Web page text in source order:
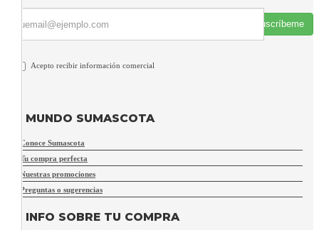
Suscríbeme
Acepto recibir información comercial
MUNDO SUMASCOTA
Conoce Sumascota
Tu compra perfecta
Nuestras promociones
Preguntas o sugerencias
INFO SOBRE TU COMPRA